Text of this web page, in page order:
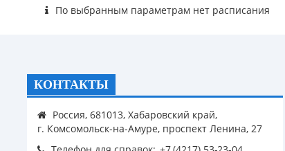
По выбранным параметрам нет расписания
КОНТАКТЫ
Россия, 681013, Хабаровский край,
г. Комсомольск-на-Амуре, проспект Ленина, 27